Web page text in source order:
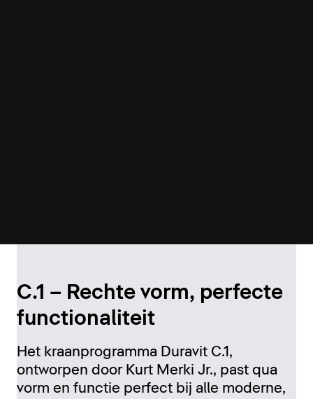
C.1 – Rechte vorm, perfecte
functionaliteit
Het kraanprogramma Duravit C.1,
ontworpen door Kurt Merki Jr., past qua
vorm en functie perfect bij alle moderne,